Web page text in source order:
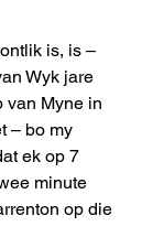
is, is –
Wyk jare
van Myne in
– bo my
ek op 7
minute
op die